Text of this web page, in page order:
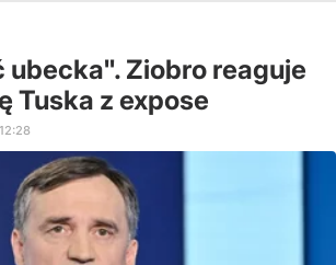
Ziobro reaguje
Tuska z expose
12:28